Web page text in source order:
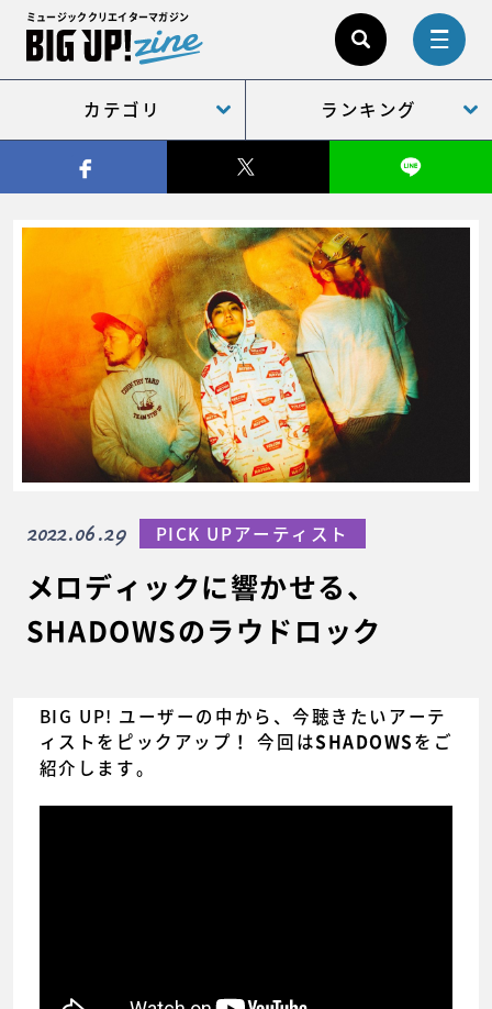
ミュージッククリエイターマガジン
カテゴリ ランキング
メロディックに響かせる、
SHADOWSのラウドロック
2022.06.29 PICK UPアーティスト
BIG UP! ユーザーの中から、今聴きたいアーテ
ィストをピックアップ！ 今回はSHADOWS をご
紹介します。